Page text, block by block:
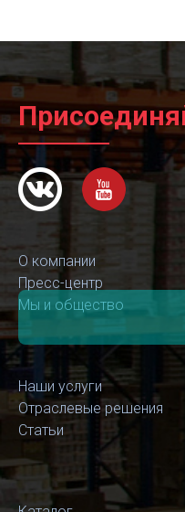
О компании
Пресс-центр
Мы и общество
Наши услуги
Отраслевые решения
Статьи